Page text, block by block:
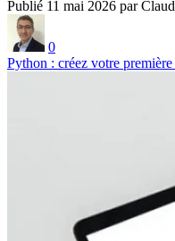
Publié 11 mai 2026 par
0
Python : créez votre